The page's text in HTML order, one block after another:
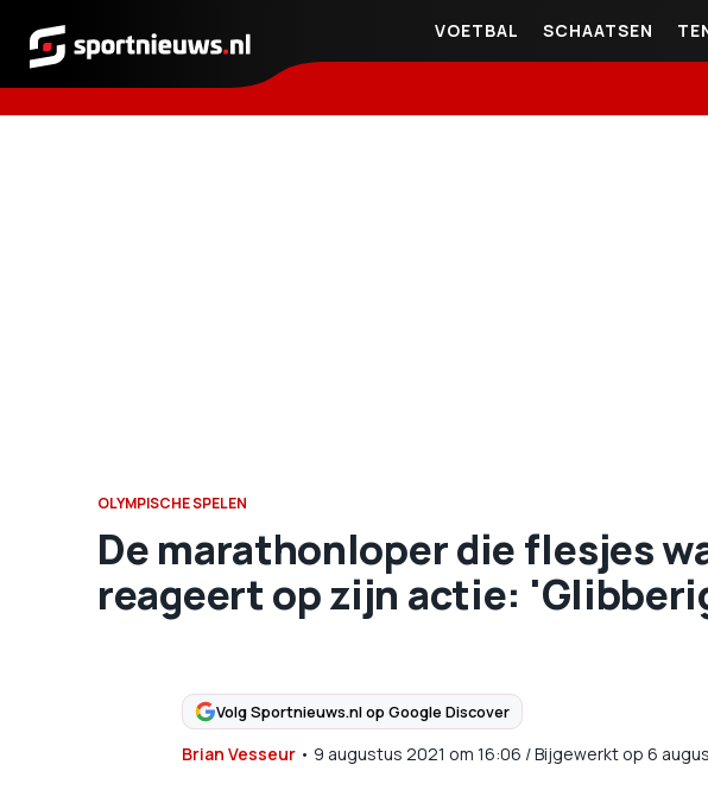
Sportnieuws.nl
VOETBAL SCHAATSEN
OLYMPISCHE SPELEN
De marathonloper die flesjes
reageert op zijn actie:
Volg Sportnieuws.nl op Google Discover
Brian Vesseur• 9 augustus 2021 om 16:06 /Bijgewerkt op 6